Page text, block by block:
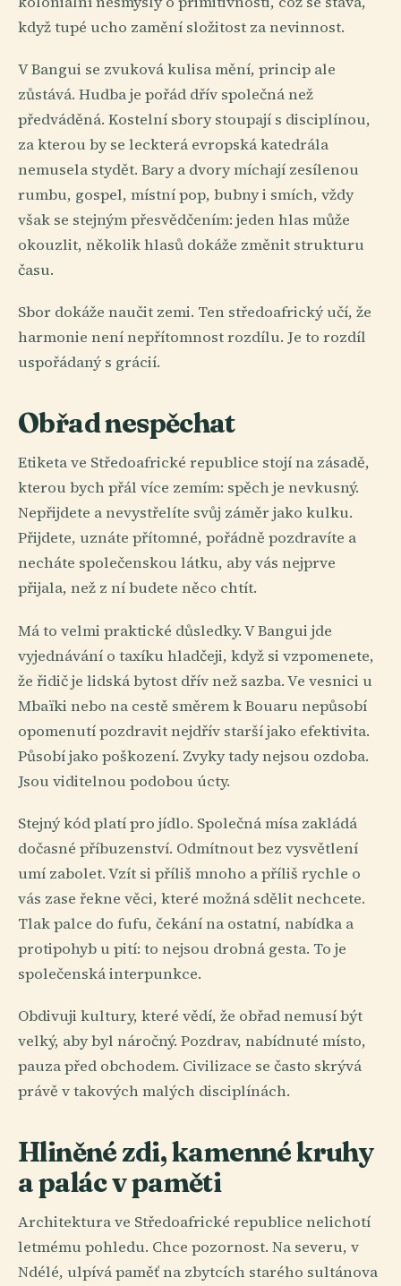
když tupé ucho zamění složitost za nevinnost.
V Bangui se zvuková kulisa mění, princip ale
zůstává. Hudba je pořád dřív společná než
předváděná. Kostelní sbory stoupají s disciplínou,
za kterou by se leckterá evropská katedrála
nemusela stydět. Bary a dvory míchají zesílenou
rumbu, gospel, místní pop, bubny i smích, vždy
však se stejným přesvědčením: jeden hlas může
okouzlit, několik hlasů dokáže změnit strukturu
času.
Sbor dokáže naučit zemi. Ten středoafrický učí, že
harmonie není nepřítomnost rozdílu. Je to rozdíl
uspořádaný s grácií.
Obřad nespěchat
Etiketa ve Středoafrické republice stojí na zásadě,
kterou bych přál více zemím: spěch je nevkusný.
Nepřijdete a nevystřelíte svůj záměr jako kulku.
Přijdete, uznáte přítomné, pořádně pozdravíte a
necháte společenskou látku, aby vás nejprve
přijala, než z ní budete něco chtít.
Má to velmi praktické důsledky. V Bangui jde
vyjednávání o taxíku hladčeji, když si vzpomenete,
že řidič je lidská bytost dřív než sazba. Ve vesnici u
Mbaïki nebo na cestě směrem k Bouaru nepůsobí
opomenutí pozdravit nejdřív starší jako efektivita.
Působí jako poškození. Zvyky tady nejsou ozdoba.
Jsou viditelnou podobou úcty.
Stejný kód platí pro jídlo. Společná mísa zakládá
dočasné příbuzenství. Odmítnout bez vysvětlení
umí zabolet. Vzít si příliš mnoho a příliš rychle o
vás zase řekne věci, které možná sdělit nechcete.
Tlak palce do fufu, čekání na ostatní, nabídka a
protipohyb u pití: to nejsou drobná gesta. To je
společenská interpunkce.
Obdivuji kultury, které vědí, že obřad nemusí být
velký, aby byl náročný. Pozdrav, nabídnuté místo,
pauza před obchodem. Civilizace se často skrývá
právě v takových malých disciplínách.
Hliněné zdi, kamenné kruhy
a palác v paměti
Architektura ve Středoafrické republice nelichotí
letmému pohledu. Chce pozornost. Na severu, v
Ndélé, ulpívá paměť na zbytcích starého sultánova